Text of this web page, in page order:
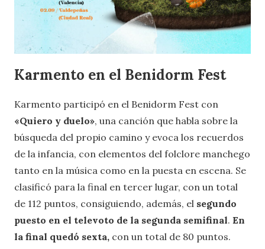
Karmento en el Benidorm Fest
Karmento participó en el Benidorm Fest con
«Quiero y duelo», una canción que habla sobre la
búsqueda del propio camino y evoca los recuerdos
de la infancia, con elementos del folclore manchego
tanto en la música como en la puesta en escena. Se
clasificó para la final en tercer lugar, con un total
de 112 puntos, consiguiendo, además, el segundo
puesto en el televoto de la segunda semifinal. En
la final quedó sexta, con un total de 80 puntos.